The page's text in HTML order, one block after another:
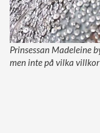
Prinsessan Madeleine
men inte på vilka